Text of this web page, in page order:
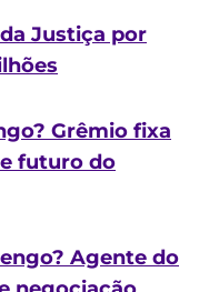
Justiça por
Grêmio fixa
futuro do
Agente do